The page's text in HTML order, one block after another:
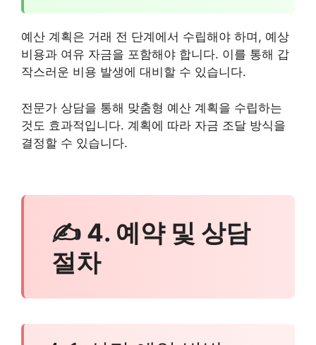
예산 계획은 거래 전 단계에서 수립해야 하며, 예상
비용과 여유 자금을 포함해야 합니다. 이를 통해 갑
작스러운 비용 발생에 대비할 수 있습니다.
전문가 상담을 통해 맞춤형 예산 계획을 수립하는
것도 효과적입니다. 계획에 따라 자금 조달 방식을
결정할 수 있습니다.
✍ 4. 예약 및 상담
절차